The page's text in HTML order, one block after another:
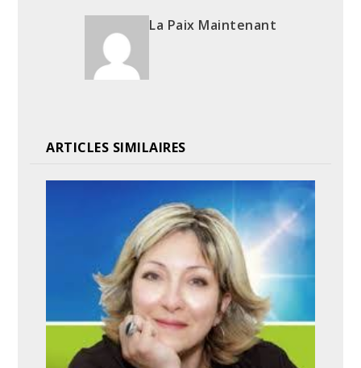
La Paix Maintenant
ARTICLES SIMILAIRES